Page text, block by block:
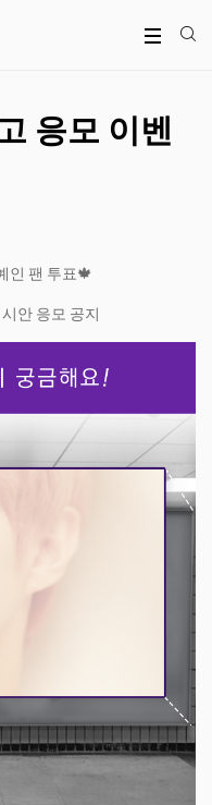
응모 이벤
인 팬 투표🍁
안 응모 공지